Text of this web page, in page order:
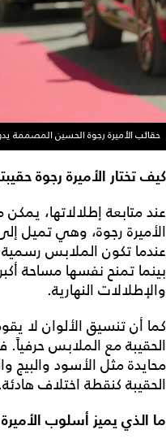
حقائب الأميرة رجوة الحسين المصممة
كيف تختار الأميرة رجوة
عند متابعة إطلالاتها،
عندما تكون الملابس
بينما تمنح نفسها مساحة
والإطلالات النهارية.
كما أن تنسيق الألوان لا
الحقيبة مع الملابس حرفياً.
محايدة مثل الأسود والبيج
الحقيبة كنقطة اختلاف هادئة.
ما الذي يميز أسلوب